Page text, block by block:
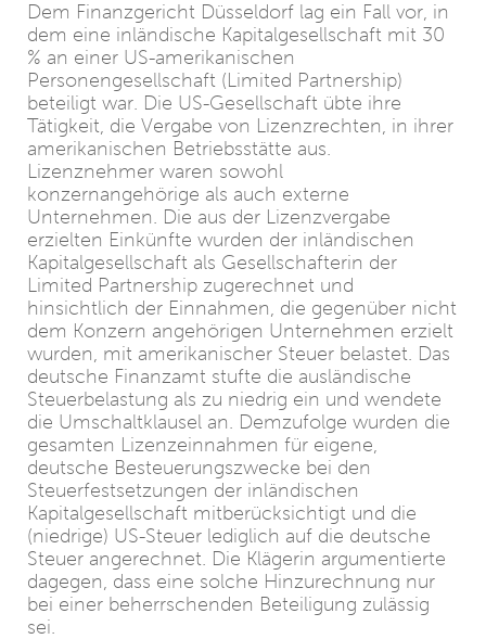
Dem Finanzgericht Düsseldorf lag ein Fall vor, in
dem eine inländische Kapitalgesellschaft mit 30
% an einer US-amerikanischen
Personengesellschaft (Limited Partnership)
beteiligt war. Die US-Gesellschaft übte ihre
Tätigkeit, die Vergabe von Lizenzrechten, in ihrer
amerikanischen Betriebsstätte aus.
Lizenznehmer waren sowohl
konzernangehörige als auch externe
Unternehmen. Die aus der Lizenzvergabe
erzielten Einkünfte wurden der inländischen
Kapitalgesellschaft als Gesellschafterin der
Limited Partnership zugerechnet und
hinsichtlich der Einnahmen, die gegenüber nicht
dem Konzern angehörigen Unternehmen erzielt
wurden, mit amerikanischer Steuer belastet. Das
deutsche Finanzamt stufte die ausländische
Steuerbelastung als zu niedrig ein und wendete
die Umschaltklausel an. Demzufolge wurden die
gesamten Lizenzeinnahmen für eigene,
deutsche Besteuerungszwecke bei den
Steuerfestsetzungen der inländischen
Kapitalgesellschaft mitberücksichtigt und die
(niedrige) US-Steuer lediglich auf die deutsche
Steuer angerechnet. Die Klägerin argumentierte
dagegen, dass eine solche Hinzurechnung nur
bei einer beherrschenden Beteiligung zulässig
sei.